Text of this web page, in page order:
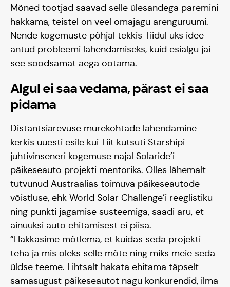
Mõned tootjad saavad selle ülesandega paremini
hakkama, teistel on veel omajagu arenguruumi.
Nende kogemuste põhjal tekkis Tiidul üks idee
antud probleemi lahendamiseks, kuid esialgu jäi
see soodsamat aega ootama.
Algul ei saa vedama, pärast ei saa
pidama
Distantsiärevuse murekohtade lahendamine
kerkis uuesti esile kui Tiit kutsuti Starshipi
juhtivinseneri kogemuse najal Solaride’i
päikeseauto projekti mentoriks. Olles lähemalt
tutvunud Austraalias toimuva päikeseautode
võistluse, ehk World Solar Challenge’i reeglistiku
ning punkti jagamise süsteemiga, saadi aru, et
ainuüksi auto ehitamisest ei piisa.
“Hakkasime mõtlema, et kuidas seda projekti
teha ja mis oleks selle mõte ning miks meie seda
üldse teeme. Lihtsalt hakata ehitama täpselt
samasugust päikeseautot nagu konkurendid, ilma